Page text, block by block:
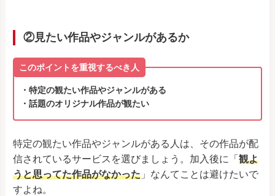
②見たい作品やジャンルがあるか
このポイントを重視するべき人
・特定の観たい作品やジャンルがある
・話題のオリジナル作品が観たい
特定の観たい作品やジャンルがある人は、その作品が配
信されているサービスを選びましょう。加入後に「 観よ
うと思ってた作品がなかった 」なんてことは避けたいで
すよね。